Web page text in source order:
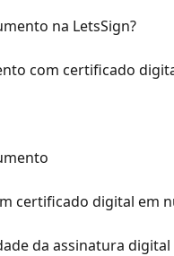
na LetsSign?
com certificado
certificado digital em
da assinatura